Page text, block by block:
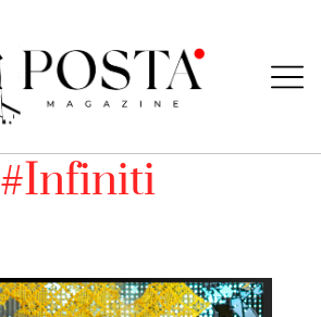
#Infiniti